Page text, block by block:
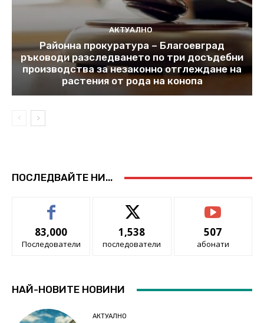
АКТУАЛНО
Районна прокуратура – Благоевград
ръководи разследването по три досъдебни
производства за незаконно отглеждане на
растения от рода на конопа
ПОСЛЕДВАЙТЕ НИ...
83,000
Последователи
1,538
последователи
507
абонати
НАЙ-НОВИТЕ НОВИНИ
АКТУАЛНО